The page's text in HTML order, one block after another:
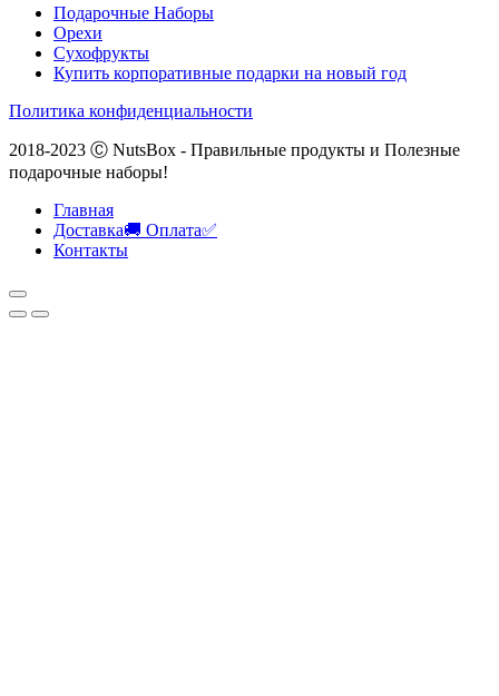
Подарочные Наборы
Орехи
Сухофрукты
Купить корпоративные подарки на новый год
Политика конфиденциальности
2018-2023 Ⓒ NutsBox - Правильные продукты и Полезные
подарочные наборы!
Главная
Доставка🚚 Оплата✅
Контакты